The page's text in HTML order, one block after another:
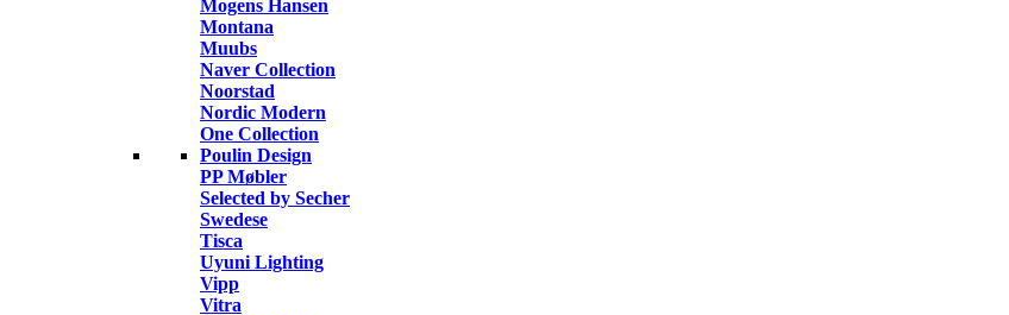
Mogens Hansen
Montana
Muubs
Naver Collection
Noorstad
Nordic Modern
One Collection
Poulin Design
PP Møbler
Selected by Secher
Swedese
Tisca
Uyuni Lighting
Vipp
Vitra